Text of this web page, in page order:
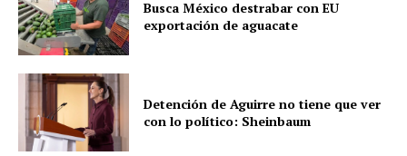
Busca México destrabar con EU
exportación de aguacate
Detención de Aguirre no tiene que ver
con lo político: Sheinbaum